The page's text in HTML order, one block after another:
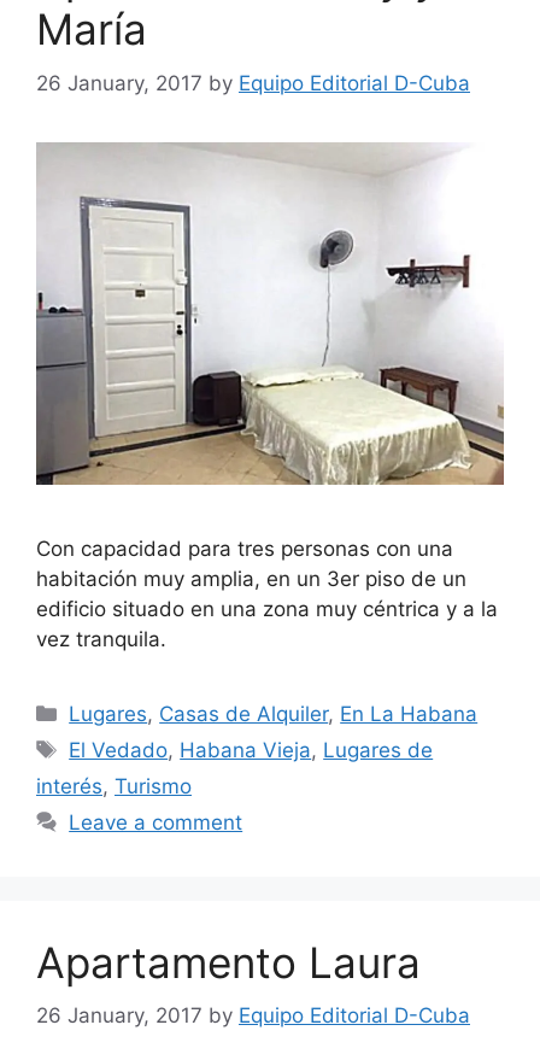
María
26 January, 2017 by Equipo Editorial D-Cuba
Con capacidad para tres personas con una
habitación muy amplia, en un 3er piso de un
edificio situado en una zona muy céntrica y a la
vez tranquila.
Categories
Lugares, Casas de Alquiler, En La Habana
Tags
El Vedado, Habana Vieja, Lugares de
interés, Turismo
Leave a comment
Apartamento Laura
26 January, 2017 by Equipo Editorial D-Cuba